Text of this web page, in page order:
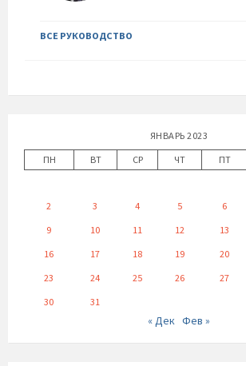
ВСЕ РУКОВОДСТВО
ЯНВАРЬ 2023
ПН
ВТ СР ЧТ ПТ
2
3 4 5 6
9
10 11 12 13
16
17 18 19 20
23
24 25 26 27
30
31
« Дек Фев »